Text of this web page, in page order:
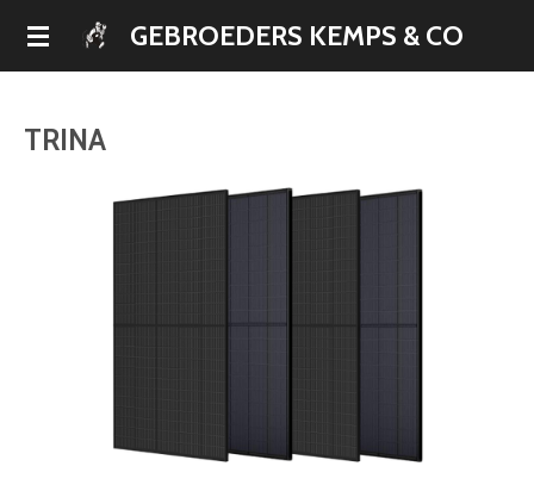
Ga
hoofdinhoud
GEBROEDERS KEMPS & CO
TRINA